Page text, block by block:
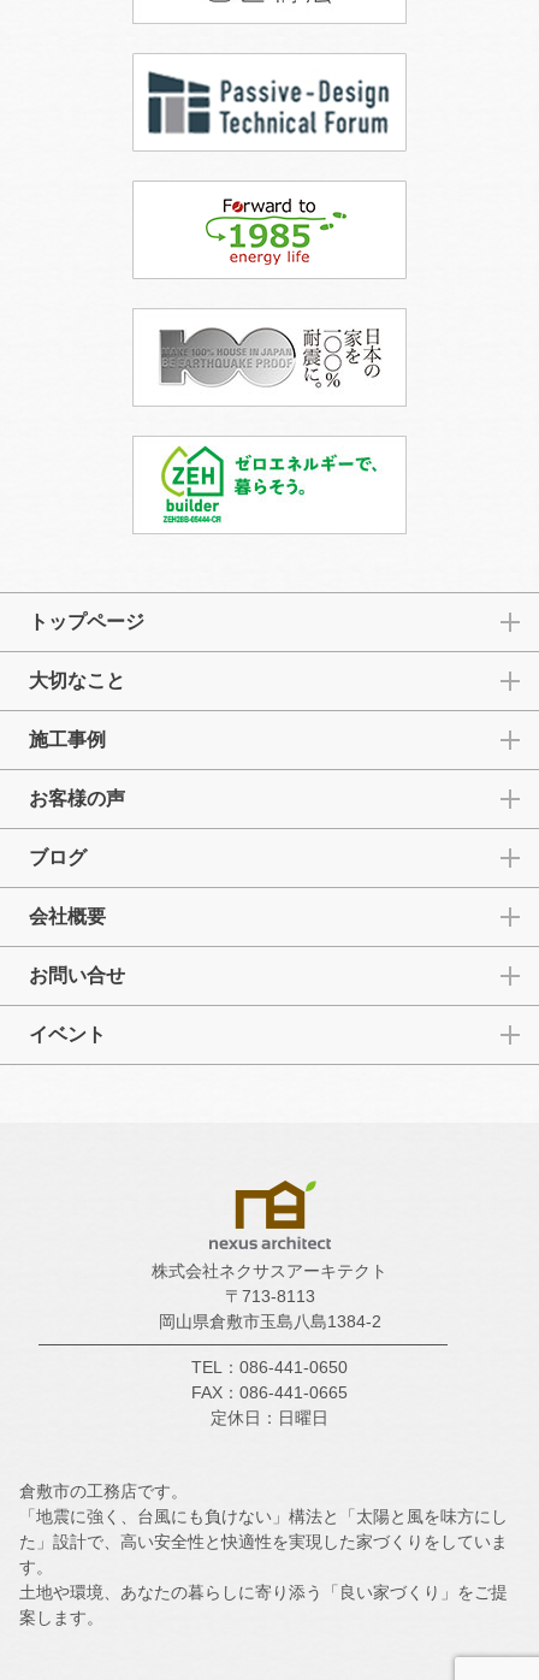
トップページ
大切なこと
施工事例
お客様の声
ブログ
会社概要
お問い合せ
イベント
株式会社ネクサスアーキテクト
〒713-8113
岡山県倉敷市玉島八島1384-2
TEL：086-441-0650
FAX：086-441-0665
定休日：日曜日
倉敷市の工務店です。
「地震に強く、台風にも負けない」構法と「太陽と風を味方にし
た」設計で、高い安全性と快適性を実現した家づくりをしていま
す。
土地や環境、あなたの暮らしに寄り添う「良い家づくり」をご提
案します。